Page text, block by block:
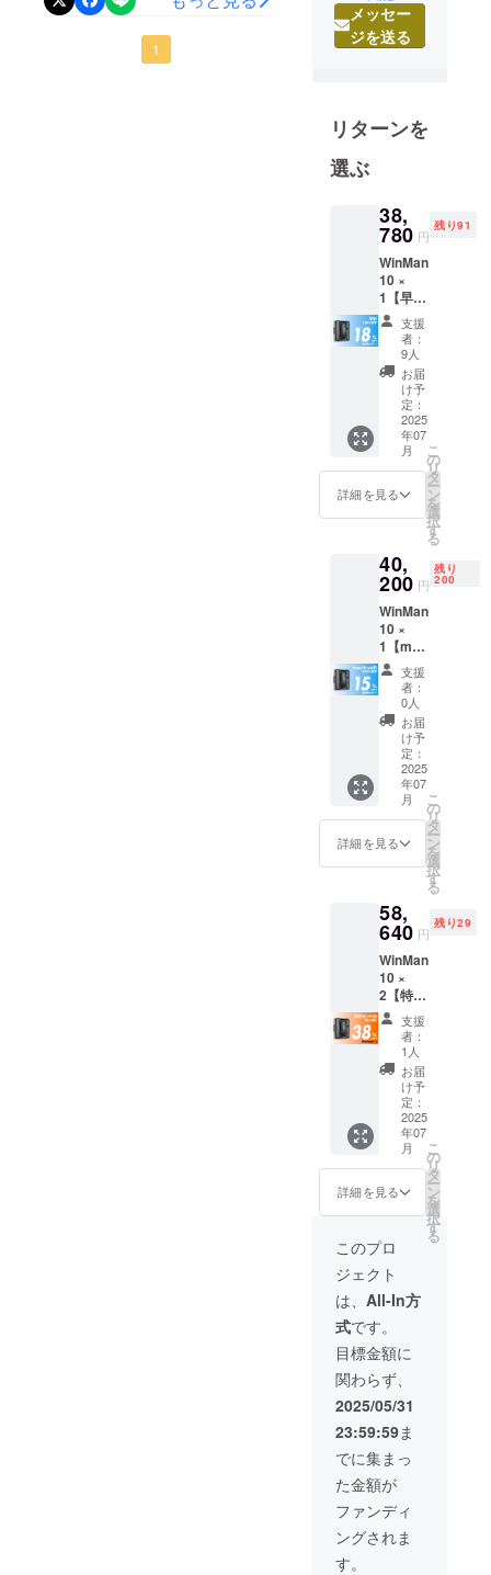
ら、公式LINEまでご連絡い
ただくようお願いいたしま
とうございました。皆さま
からの温かいご支援に心よ
1
出身。10年
間メーカー
ち、2020年
に独立し、
「本当に良
誠実に届け
る」を信条
にコージー
合同会社を
立ち上げま
した。
日々、海外
メーカーと
のやり取り
や商品企画
を行いなが
ら、自社商
品や海外製
品の魅力
皆さんに
しっかりと
伝えること
を目指して
います。
メッセー
ジを送る
リターンを
選ぶ
38,
780 円
残り91
WinMan
10 ×
1【早割
18％OF
F】100
名限定
一般販
売予定
価格
47,300
円 →
38,780
円
（税・
送料
込）
容】
■WinMa
n10本体
× 1 ■リ
モコン
× 1 ■ク
リーニ
ングク
ロス × 4
■注水ボ
トル × 1
■ロープ
× 1 ■電
源アダ
プター
× 1 ■日
本語説
明書 × 1
※デザイ
様は変
更にな
る可能
性もご
ざいま
す。ご
了承く
ださ
い。 ※
割引率
は一般
販売予
定価格
に送料
を含む
合計金
額に対
す。 ※
状況、
使用部
材の供
給状
況、製
造工程
上の都
合等に
荷時期
が遅れ
る場合
があり
ます。
支援
者：
9人
お届
け予
定：
2025
年07
月
詳細を見る
こ
の
リ
タ
ー
ン
を
選
択
す
る
40,
200 円
残り
200
WinMan
10 ×
1【mac
hi-ya割
15％OF
F】200
名限定
一般販
売予定
価格
47,300
円 →
40,200
円
（税・
送料
【内
容】
■WinMa
n10本体
× 1 ■リ
モコン
× 1 ■ク
リーニ
ングク
ロス × 4
■注水ボ
トル × 1
■ロープ
× 1 ■電
源アダ
プター
× 1 ■日
明書 × 1
※デザイ
ン・仕
様は変
更にな
る可能
性もご
ざいま
す。ご
了承く
ださ
い。 ※
割引率
は一般
販売予
定価格
に送料
を含む
合計金
支援
者：
0人
お届
け予
定：
2025
年07
月
詳細を見る
こ
の
リ
タ
ー
ン
を
選
択
す
る
58,
640 円
残り29
WinMan
10 ×
2【特別
セット
割
38％OF
F】30名
限定 一
般販売
予定価
94,600
円 →
58,640
円
（税・
送料
込）
【内
容】
■WinMa
n10本体
× 2 ■リ
モコン
× 2 ■ク
リーニ
ングク
ロス × 8
■注水ボ
トル × 2
■ロープ
× 2 ■電
源アダ
プター
支援
者：
1人
お届
け予
定：
2025
年07
月
詳細を見る
こ
の
リ
タ
ー
ン
を
選
択
す
る
このプロ
ジェクト
は、 All-In方
式です。
目標金額に
関わらず、
2025/05/31
23:59:59ま
でに集まっ
た金額が
ファンディ
ングされま
す。